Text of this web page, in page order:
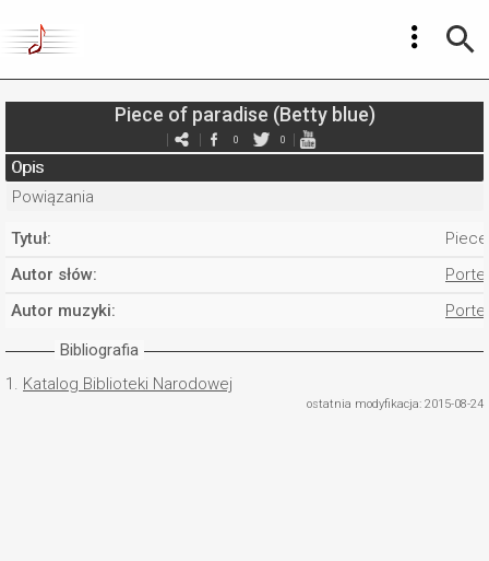
Piece of paradise (Betty blue)
0 0
Opis
Powiązania
Tytuł:
Autor słów:
Autor muzyki:
Bibliografia
1. Katalog Biblioteki Narodowej
ostatnia modyfikacja: 2015-08-24